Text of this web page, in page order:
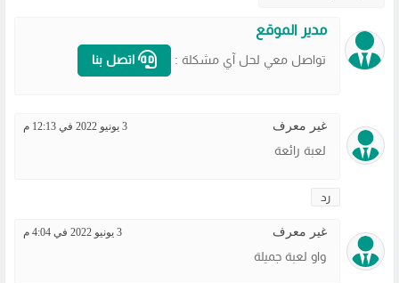
مدير الموقع
تواصل معي لحل آي مشكلة : اتصل بنا
غير معرف 3 يونيو 2022 في 12:13 م
لعبة رائعة
رد
غير معرف 3 يونيو 2022 في 4:04 م
واو لعبة جميلة